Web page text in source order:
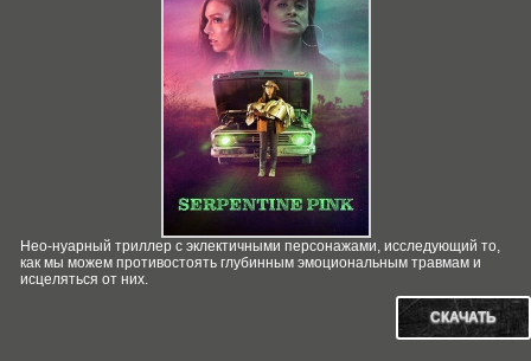
Нео-нуарный триллер с эклектичными персонажами, исследующий то,
как мы можем противостоять глубинным эмоциональным травмам и
исцеляться от них.
СКАЧАТЬ